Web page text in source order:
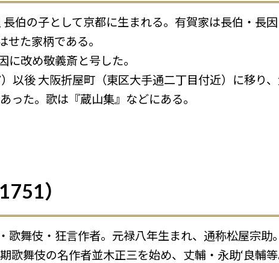
伯の子として京都に生まれる。有賀家は長伯・長
た家柄である。
に改め敬義斎と号した。
以後 大阪折屋町（東区大手通二丁目付近）に移り
った。歌は『蔵山集』などにある。
）
舞伎・狂言作者。元禄八年生まれ、通称松屋宗助
歌舞伎の名作者並木正三を始め、丈輔・永助‘良輔